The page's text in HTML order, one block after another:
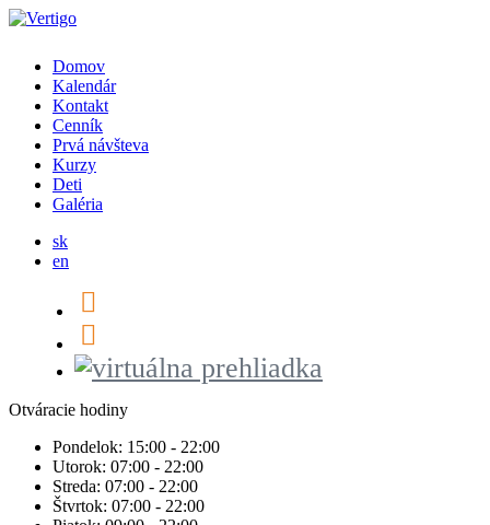
Domov
Kalendár
Kontakt
Cenník
Prvá návšteva
Kurzy
Deti
Galéria
sk
en
Otváracie hodiny
Pondelok: 15:00 - 22:00
Utorok: 07:00 - 22:00
Streda: 07:00 - 22:00
Štvrtok: 07:00 - 22:00